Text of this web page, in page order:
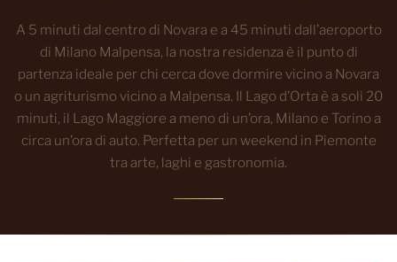
A 5 minuti dal centro di Novara e a 45 minuti dall’aeroporto
di Milano Malpensa, la nostra residenza è il punto di
partenza ideale per chi cerca dove dormire vicino a Novara
o un agriturismo vicino a Malpensa. Il Lago d’Orta è a soli 20
minuti, il Lago Maggiore a meno di un’ora, Milano e Torino a
circa un’ora di auto. Perfetta per un weekend in Piemonte
tra arte, laghi e gastronomia.